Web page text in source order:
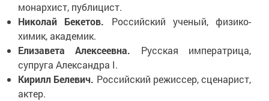
монархист, публицист.
Николай Бекетов. Российский ученый, физико-
химик, академик.
Елизавета Алексеевна. Русская императрица,
супруга Александра I.
Кирилл Белевич. Российский режиссер, сценарист,
актер.